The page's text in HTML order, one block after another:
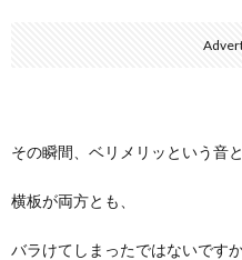
その瞬間、ベリメリッという音
横板が両方とも、
バラけてしまったではないですか